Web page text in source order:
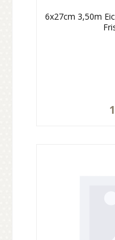
6x27cm 3,50m